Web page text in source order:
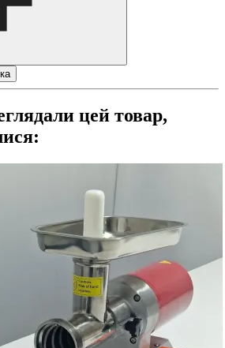
цей товар,